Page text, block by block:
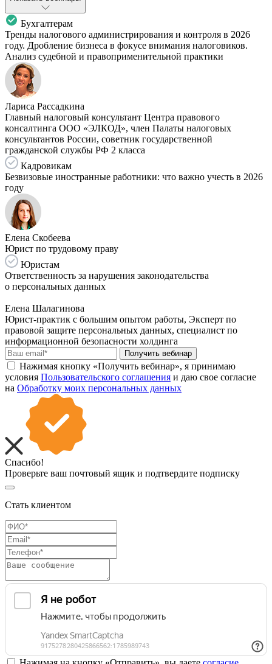
Бухгалтерам
Тренды налогового администрирования и контроля в 2026
году. Дробление бизнеса в фокусе внимания налоговиков.
Анализ судебной и правоприменительной практики
Лариса Рассадкина
Главный налоговый консультант Центра правового
консалтинга ООО «ЭЛКОД», член Палаты налоговых
консультантов России, советник государственной
гражданской службы РФ 2 класса
Кадровикам
Безвизовые иностранные работники: что важно учесть в 2026
году
Елена Скобеева
Юрист по трудовому праву
Юристам
Ответственность за нарушения законодательства
о персональных данных
Елена Шалагинова
Юрист-практик с большим опытом работы, Эксперт по
правовой защите персональных данных, специалист по
информационной безопасности холдинга
Получить вебинар
Нажимая кнопку «Получить вебинар», я принимаю
условия Пользовательского соглашения и даю свое согласие
на Обработку моих персональных данных
Спасибо!
Проверьте ваш почтовый ящик и подтвердите подписку
Стать клиентом